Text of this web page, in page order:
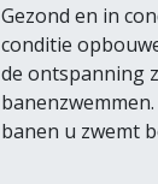
Gezond en in
conditie
de ontspanning
banen u zwemt